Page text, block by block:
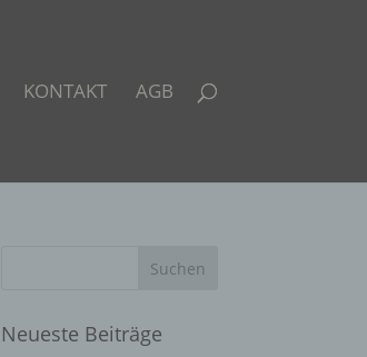
KONTAKT AGB
Neueste Beiträge